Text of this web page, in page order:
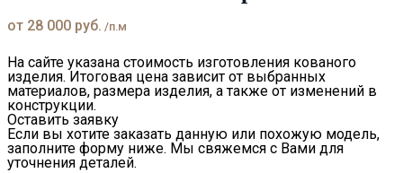
от 28 000 руб. /п.м
На сайте указана стоимость изготовления кованого
изделия. Итоговая цена зависит от выбранных
материалов, размера изделия, а также от изменений в
конструкции.
Оставить заявку
Если вы хотите заказать данную или похожую модель,
заполните форму ниже. Мы свяжемся с Вами для
уточнения деталей.